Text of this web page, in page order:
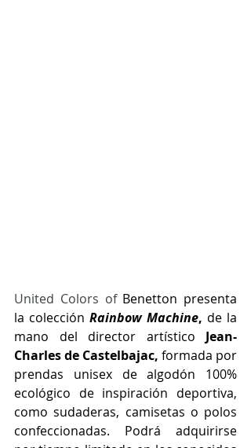
United Colors of Benetton presenta
la colección Rainbow Machine, de la
mano del director artístico Jean-
Charles de Castelbajac, formada por
prendas unisex de algodón 100%
ecológico de inspiración deportiva,
como sudaderas, camisetas o polos
confeccionadas. Podrá adquirirse